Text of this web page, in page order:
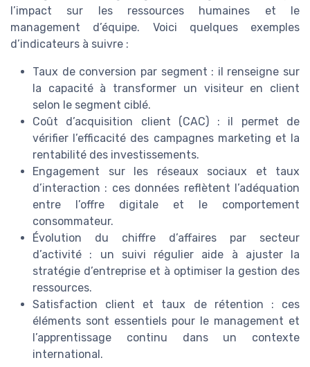
l’impact sur les ressources humaines et le
management d’équipe. Voici quelques exemples
d’indicateurs à suivre :
Taux de conversion par segment : il renseigne sur
la capacité à transformer un visiteur en client
selon le segment ciblé.
Coût d’acquisition client (CAC) : il permet de
vérifier l’efficacité des campagnes marketing et la
rentabilité des investissements.
Engagement sur les réseaux sociaux et taux
d’interaction : ces données reflètent l’adéquation
entre l’offre digitale et le comportement
consommateur.
Évolution du chiffre d’affaires par secteur
d’activité : un suivi régulier aide à ajuster la
stratégie d’entreprise et à optimiser la gestion des
ressources.
Satisfaction client et taux de rétention : ces
éléments sont essentiels pour le management et
l’apprentissage continu dans un contexte
international.